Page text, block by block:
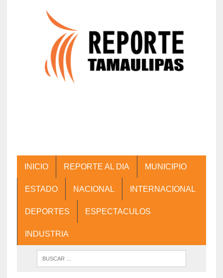
INICIO REPORTE AL DIA MUNICIPIO
ESTADO NACIONAL INTERNACIONAL
DEPORTES ESPECTACULOS
INDUSTRIA